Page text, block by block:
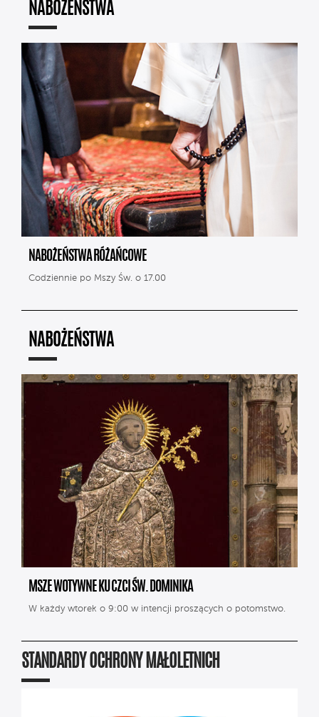
NABOŻEŃSTWA
NABOŻEŃSTWA RÓŻAŃCOWE
Codziennie po Mszy Św. o 17.00
NABOŻEŃSTWA
MSZE WOTYWNE KU CZCI ŚW. DOMINIKA
W każdy wtorek o 9:00 w intencji proszących o potomstwo.
STANDARDY OCHRONY MAŁOLETNICH